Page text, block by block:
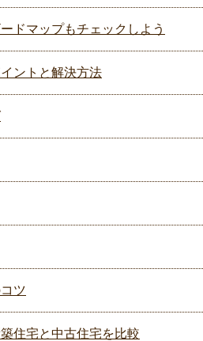
ドマップもチェックしよう
ントと解決方法
ツ
住宅と中古住宅を比較